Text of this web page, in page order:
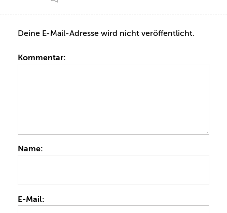
Deine E-Mail-Adresse wird nicht veröffentlicht.
Kommentar:
Name:
E-Mail: